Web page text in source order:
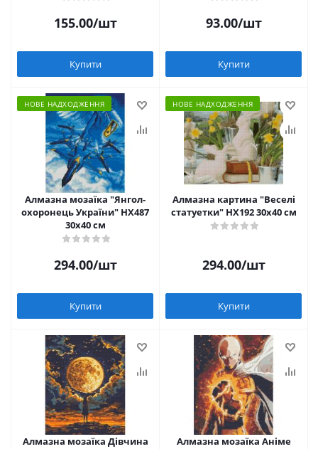
155.00/шт
Купити
93.00/шт
Купити
НОВЕ НАДХОДЖЕННЯ
Алмазна мозаїка "Янгол-
охоронець України" HX487
30х40 см
294.00/шт
Купити
НОВЕ НАДХОДЖЕННЯ
Алмазна картина "Веселі
статуетки" HX192 30х40 см
294.00/шт
Купити
Алмазна мозаїка Дівчина
Алмазна мозаїка Аніме